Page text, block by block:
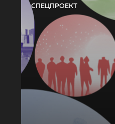
СПЕЦПРОЕКТ